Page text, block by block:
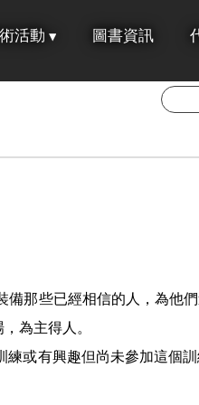
活動 圖書資訊
那些已經相信的人，為他們
為主得人。
或有興趣但尚未參加這個